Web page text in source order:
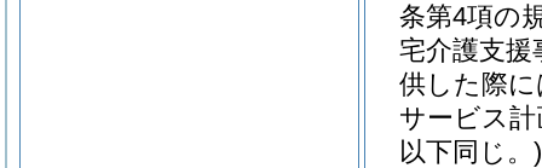
条第4項の
宅介護支
供した際
サービス
以下同じ。)